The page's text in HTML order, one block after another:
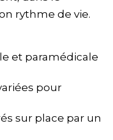
rythme de vie.
et paramédicale
pour
sur place par un